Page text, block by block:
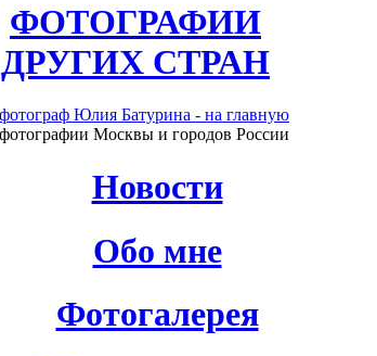
ФОТОГРАФИИ
ДРУГИХ СТРАН
Новости
Обо мне
Фотогалерея